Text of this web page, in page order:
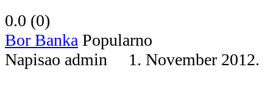
0.0 (0)
Bor Banka Popularno
Napisao admin 1. November